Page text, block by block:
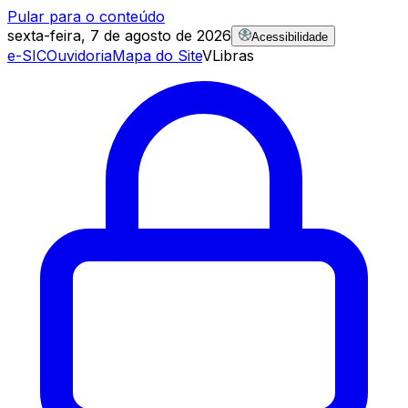
Pular para o conteúdo
sexta-feira, 7 de agosto de 2026
Acessibilidade
e-SICOuvidoriaMapa do SiteVLibras